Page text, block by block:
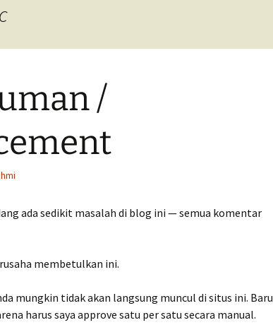
/
ada sedikit masalah di blog ini — semua komentar
membetulkan ini.
mungkin tidak akan langsung muncul di situs ini. Baru
harus saya approve satu per satu secara manual.